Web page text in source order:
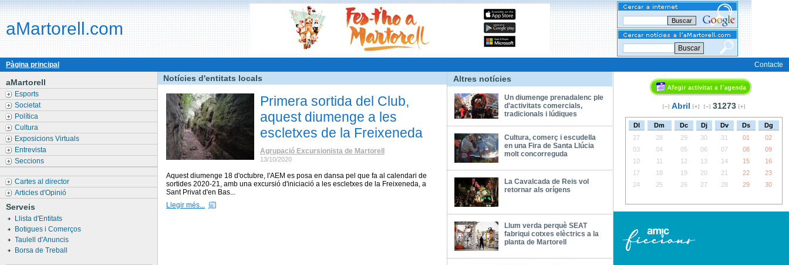
aMartorell.com
Buscar
Pàgina principal
Contacte
aMartorell
Esports
Societat
Política
Cultura
Exposicions Virtuals
Entrevista
Seccions
Cartes al director
Articles d'Opinió
Serveis
Llista d'Entitats
Botigues i Comerços
Taulell d'Anuncis
Borsa de Treball
Notícies d'entitats locals
Primera sortida del Club,
aquest diumenge a les
escletxes de la Freixeneda
Agrupació Excursionista de Martorell
13/10/2020
Aquest diumenge 18 d'octubre, l'AEM es posa en dansa pel que fa al calendari de
sortides 2020-21, amb una excursió d'iniciació a les escletxes de la Freixeneda, a
Sant Privat d'en Bas...
Llegir més...
Altres notícies
Un diumenge prenadalenc ple
d’activitats comercials,
tradicionals i lúdiques
Cultura, comerç i escudella
en una Fira de Santa Llúcia
molt concorreguda
La Cavalcada de Reis vol
retornar als orígens
Llum verda perquè SEAT
fabriqui cotxes elèctrics a la
planta de Martorell
Abril 31273
Dl Dm Dc Dj Dv Ds
Dg
27
28 29 30 31 01
02
03
04 05 06 07 08
09
10
11 12 13 14 15
16
17
18 19 20 21 22
23
24
25 26 27 28 29 30